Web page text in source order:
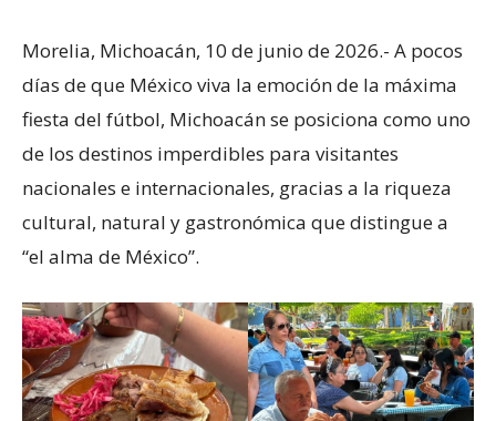
Morelia, Michoacán, 10 de junio de 2026.- A pocos
días de que México viva la emoción de la máxima
fiesta del fútbol, Michoacán se posiciona como uno
de los destinos imperdibles para visitantes
nacionales e internacionales, gracias a la riqueza
cultural, natural y gastronómica que distingue a
“el alma de México”.